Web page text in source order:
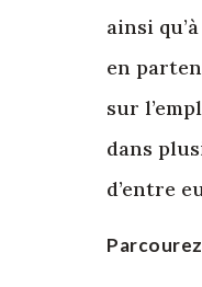
ainsi
en
sur
dans
d’entre